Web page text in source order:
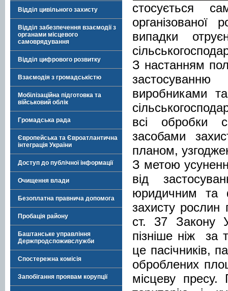
Відділ цивільного захисту
Відділ забезпечення взаємодії з
органами місцевого
самоврядування
Відділ цифрового розвитку
Взаємодія з громадськістю
Мобілізаційна підготовка та
військовий облік
Громадська рада
Європейська та Євроатлантична
інтеграція України
Доступ до публічної інформації
Очищення влади
Безоплатна правнича допомога
Пробація району
Баштанське управління
Держпродспоживслужби
Спостережна комісія
Запобігання проявам корупції
стосується
випадки
З настанням
застосуванню
виробниками
всі обробки
засобами
планом,
З метою
від
юридичним та
захисту рослин
ст. 37 Закону
пізніше ніж за
це пасічників,
оброблених
місцеву